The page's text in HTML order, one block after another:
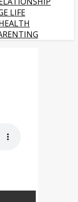
LIFE